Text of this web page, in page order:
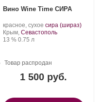
Вино Wine Time СИРА
Производитель:
Wine
Time.
красное, сухое .
Сорт
сира (шираз).
Регион:
Крым, Севастополь
Крепость
13 %. Объем
0.75 л
1 500 руб.
Товар распродан